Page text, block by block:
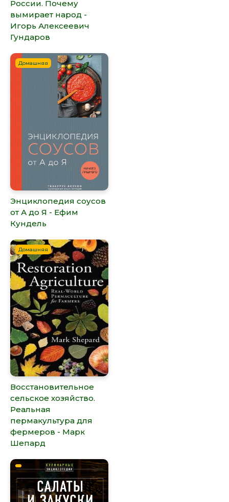
России. Почему
вымирает народ -
Игорь Алексеевич
Гундаров
Домашняя
Энциклопедия соусов
от А до Я - Ефим
Кундель
Домашняя
Восстановительное
сельское хозяйство.
Реальная
пермакультура для
фермеров - Марк
Шепард